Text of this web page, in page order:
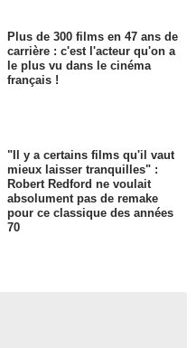
Plus de 300 films en 47 ans de
carrière : c'est l'acteur qu'on a
le plus vu dans le cinéma
français !
"Il y a certains films qu'il vaut
mieux laisser tranquilles" :
Robert Redford ne voulait
absolument pas de remake
pour ce classique des années
70